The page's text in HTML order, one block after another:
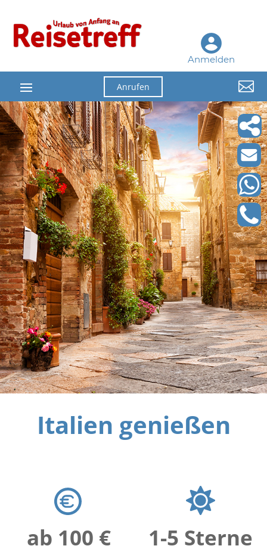
Anmelden
Anrufen 
Italien genießen
ab 100 € 1-5 Sterne